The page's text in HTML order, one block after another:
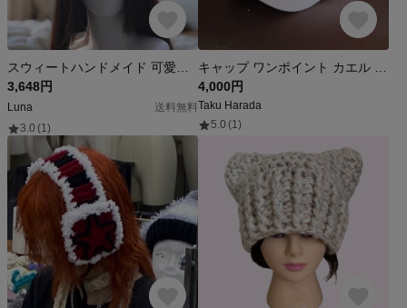
3,648円
‌Luna‌
送料無料
3.0 (1)
4,000円
Taku Harada
5.0 (1)